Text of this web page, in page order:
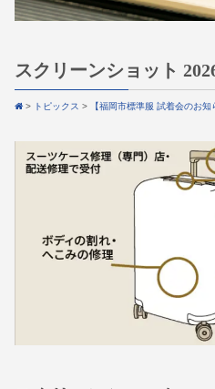
スクリーンショット
> トピックス > 【福岡市標準服 試着会のお知